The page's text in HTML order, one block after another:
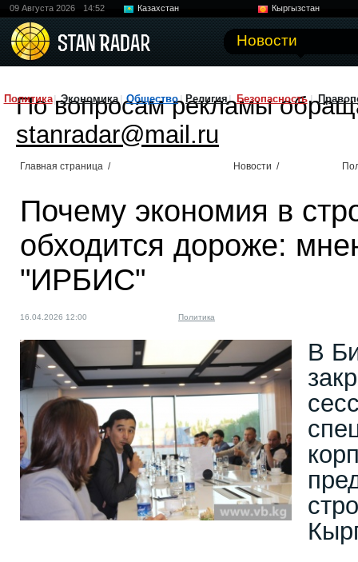
09 Августа 2026 14:52 Казахстан
Кыргызстан
Новости
Политика Экономика Общество Религия Безопасность
По вопросам рекламы
stanradar@mail.ru
Главная страница / Новости /
Почему экономия в
обходится дороже:
"ИРБИС"
16.04.2026 12:00 Политика
В